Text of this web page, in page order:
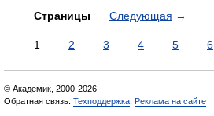
Страницы Следующая →
1 2 3 4 5 6
© Академик, 2000-2026
Обратная связь: Техподдержка Реклама на сайте